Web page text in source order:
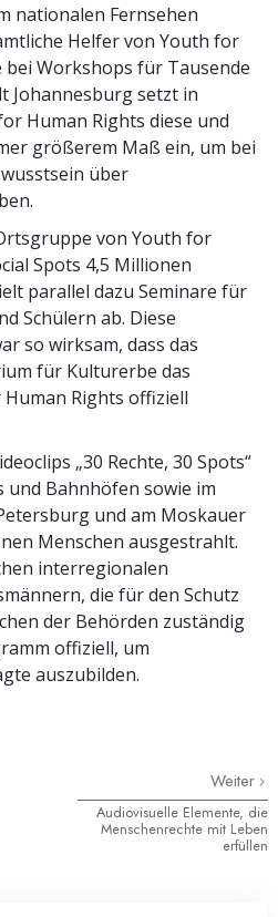
nationalen Fernsehen
Helfer von Youth for
bei Workshops für Tausende
Johannesburg setzt in
Human Rights diese und
größerem Maß ein, um bei
über
von Youth for
Spots 4,5 Millionen
parallel dazu Seminare für
Schülern ab. Diese
so wirksam, dass das
für Kulturerbe das
Rights offiziell
„30 Rechte, 30 Spots“
und Bahnhöfen sowie im
und am Moskauer
Menschen ausgestrahlt.
interregionalen
die für den Schutz
der Behörden zuständig
offiziell, um
auszubilden.
Weiter
Audiovisuelle Elemente, die
Menschenrechte mit Leben
erfüllen